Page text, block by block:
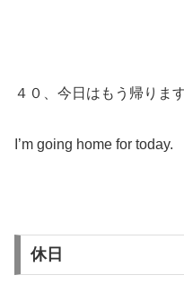
４０、今日はもう帰ります
I’m going home for today.
休日